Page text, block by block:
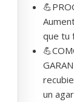
que tu
un